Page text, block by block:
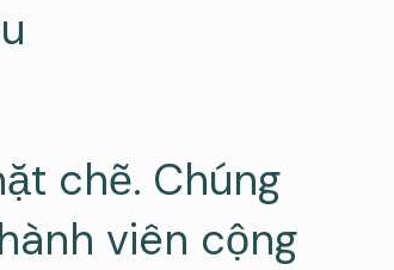
chẽ. Chúng
viên cộng